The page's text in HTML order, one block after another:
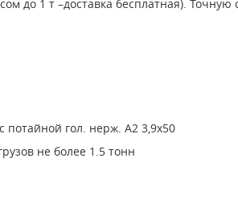
до 1 т –доставка бесплатная).
потайной гол. нерж. А2 3,9х50
не более 1.5 тонн